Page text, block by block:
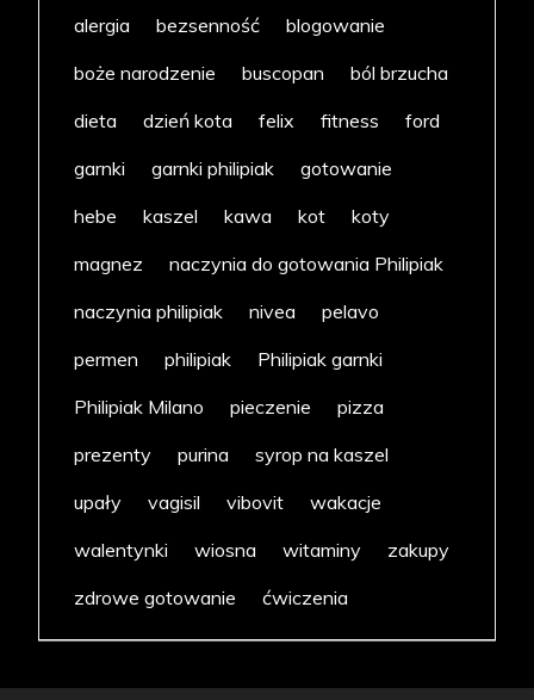
alergia
bezsenność
blogowanie
boże narodzenie
buscopan
ból brzucha
dieta
dzień kota felix fitness
ford
garnki
garnki philipiak
gotowanie
hebe
kaszel kawa kot
koty
magnez
naczynia do gotowania Philipiak
naczynia philipiak
nivea
pelavo
permen
philipiak
Philipiak garnki
Philipiak Milano
pieczenie
pizza
prezenty
purina
syrop na kaszel
upały
vagisil vibovit
wakacje
walentynki
wiosna witaminy
zakupy
zdrowe gotowanie
ćwiczenia